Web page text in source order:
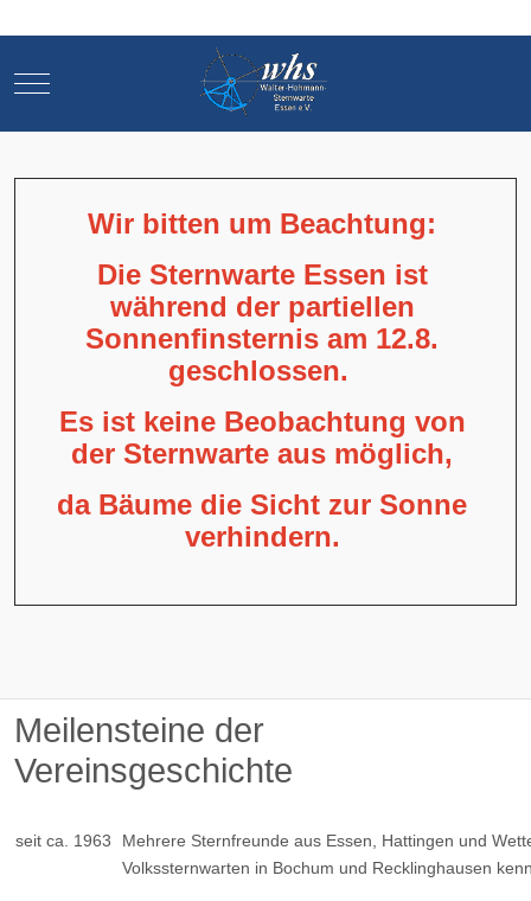
Mobile Menu Toggle
Wir bitten um Beachtung:
Die Sternwarte Essen ist
während der partiellen
Sonnenfinsternis am 12.8.
geschlossen.
Es ist keine Beobachtung von
der Sternwarte aus möglich,
da Bäume die Sicht zur Sonne
verhindern.
Meilensteine der
Vereinsgeschichte
seit ca. 1963
Mehrere Sternfreunde aus Essen, Hattingen und
Volkssternwarten in Bochum und Recklinghausen